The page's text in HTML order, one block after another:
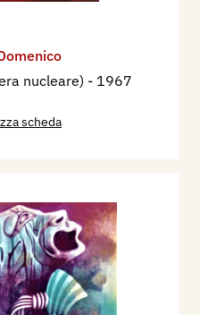
nucleare) - 1967
scheda